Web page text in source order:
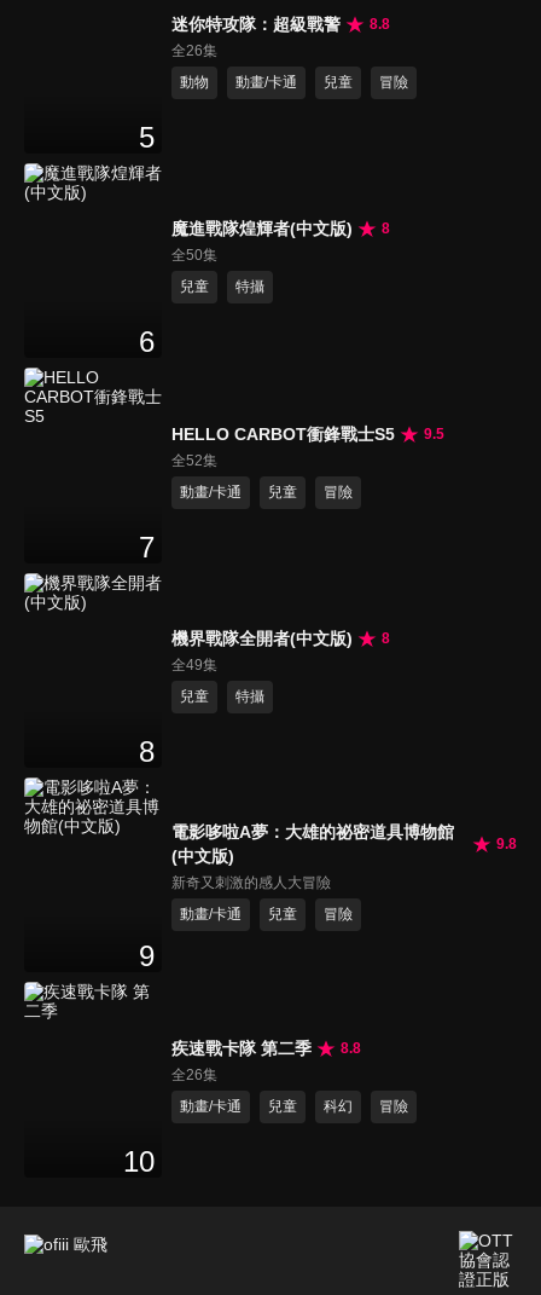
5
迷你特攻隊：超級戰警
8.8
全26集
動物
動畫/卡通 兒童 冒險
6
魔進戰隊煌輝者(中文版)
8
全50集
兒童
特攝
7
HELLO CARBOT衝鋒戰士S5
9.5
全52集
動畫/卡通
兒童 冒險
8
機界戰隊全開者(中文版)
8
全49集
兒童
特攝
9
電影哆啦A夢：大雄的祕密道具博物館
(中文版)
9.8
新奇又刺激的感人大冒險
動畫/卡通
兒童 冒險
10
疾速戰卡隊 第二季
8.8
全26集
動畫/卡通
兒童 科幻 冒險